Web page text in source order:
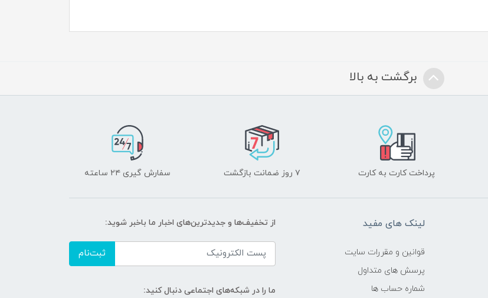
برگشت به بالا
پرداخت کارت به کارت ۷ روز ضمانت بازگشت سفارش گیری ۲۴ ساعته
لینک های مفید
قوانین و مقررات سایت
پرسش های متداول
شماره حساب ها
از تخفیف‌ها و جدیدترین‌های اخبار ما باخبر شوید:
ثبت‌نام
ما را در شبکه‌های اجتماعی دنبال کنید: